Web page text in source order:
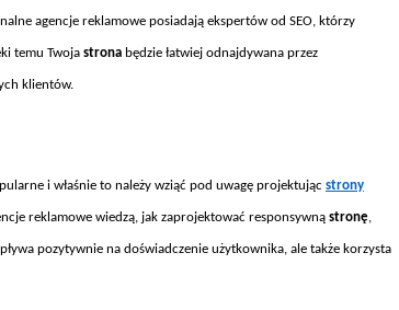
agencje reklamowe posiadają ekspertów od SEO, którzy
temu Twoja strona będzie łatwiej odnajdywana przez
klientów.
i właśnie to należy wziąć pod uwagę projektując strony
reklamowe wiedzą, jak zaprojektować responsywną stronę
pozytywnie na doświadczenie użytkownika, ale także korzysta